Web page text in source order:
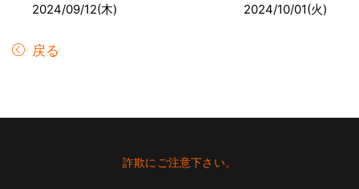
2024/09/12(木) 2024/10/01(火)
戻る
詐欺にご注意下さい。